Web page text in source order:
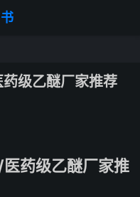
级乙醚厂家推荐
药级乙醚厂家推